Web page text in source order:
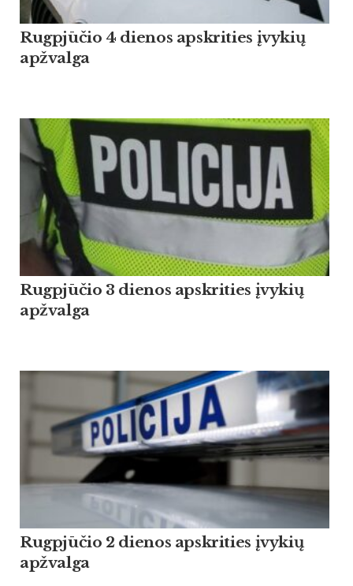
Rugpjūčio 4 dienos apskrities įvykių
apžvalga
Rugpjūčio 3 dienos apskrities įvykių
apžvalga
Rugpjūčio 2 dienos apskrities įvykių
apžvalga